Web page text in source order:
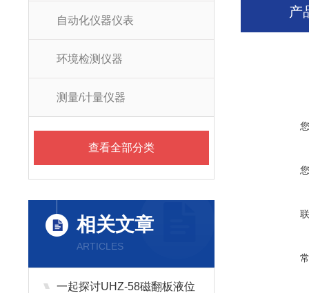
自动化仪器仪表
环境检测仪器
测量/计量仪器
查看全部分类
相关文章
ARTICLES
一起探讨UHZ-58磁翻板液位
产